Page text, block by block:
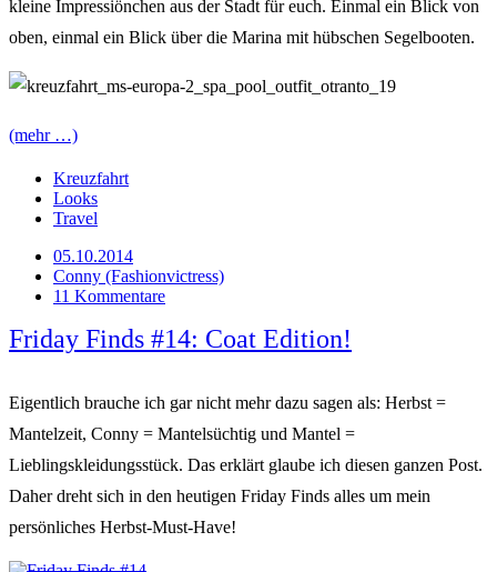
kleine Impressiönchen aus der Stadt für euch. Einmal ein Blick von
oben, einmal ein Blick über die Marina mit hübschen Segelbooten.
(mehr …)
Kreuzfahrt
Looks
Travel
05.10.2014
Conny (Fashionvictress)
11 Kommentare
Friday Finds #14: Coat Edition!
Eigentlich brauche ich gar nicht mehr dazu sagen als: Herbst =
Mantelzeit, Conny = Mantelsüchtig und Mantel =
Lieblingskleidungsstück. Das erklärt glaube ich diesen ganzen Post.
Daher dreht sich in den heutigen Friday Finds alles um mein
persönliches Herbst-Must-Have!